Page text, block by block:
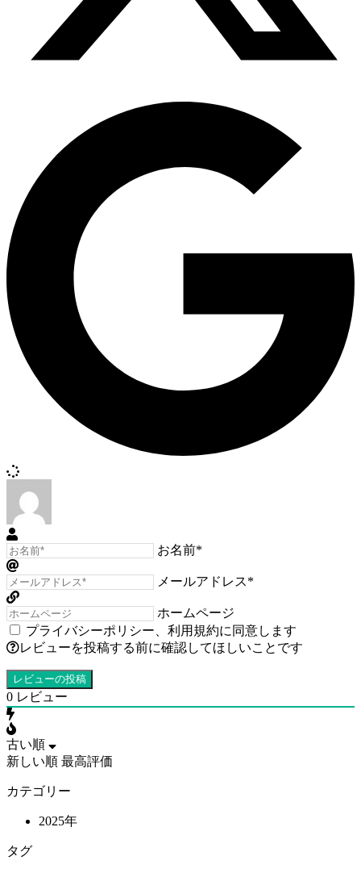
お名前*
メールアドレス*
ホームページ
プライバシーポリシー
利用規約に同意します
レビューを投稿する前に確認してほしいことです
0 レビュー
古い順
新しい順 最高評価
カテゴリー
2025年
タグ